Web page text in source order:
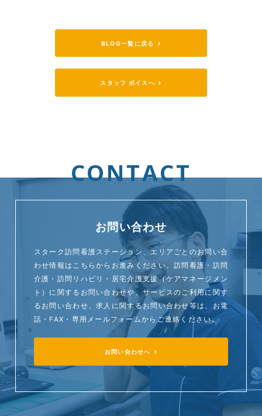
BLOG一覧に戻る
スタッフ ボイスへ
CONTACT
お問い合わせ
スターク訪問看護ステーション、エリアごとのお問い合
わせ情報はこちらからお進みください。訪問看護・訪問
介護・訪問リハビリ・居宅介護支援（ケアマネージメン
ト）に関するお問い合わせや、サービスのご利用に関す
るお問い合わせ、求人に関するお問い合わせ等は、お電
話・FAX・専用メールフォームからご連絡ください。
お問い合わせへ